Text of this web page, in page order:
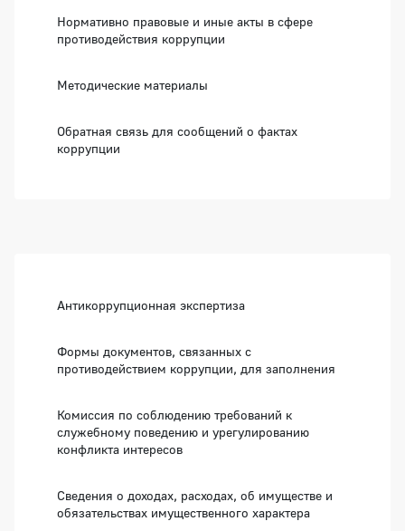
Нормативно правовые и иные акты в сфере
противодействия коррупции
Методические материалы
Обратная связь для сообщений о фактах
коррупции
Антикоррупционная экспертиза
Формы документов, связанных с
противодействием коррупции, для заполнения
Комиссия по соблюдению требований к
служебному поведению и урегулированию
конфликта интересов
Сведения о доходах, расходах, об имуществе и
обязательствах имущественного характера